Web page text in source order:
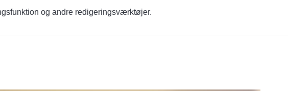
og andre redigeringsværktøjer.